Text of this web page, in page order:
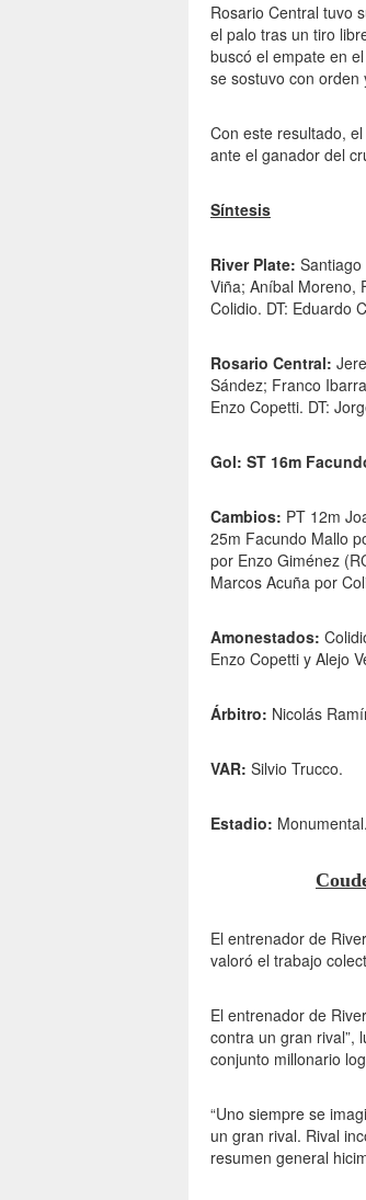
Rosario Central tuvo
el palo tras un tiro
buscó el empate en
se sostuvo con orden
Con este resultado,
ante el ganador del
Síntesis
River Plate:
Viña; Aníbal Moreno,
Colidio. DT: Eduardo
Rosario Central:
Sández; Franco
Enzo Copetti. DT:
Gol: ST 16m
Cambios: PT 12m
25m Facundo Mallo
por Enzo Giménez
Marcos Acuña por
Amonestados:
Enzo Copetti y Alejo
Árbitro: Nicolás
VAR: Silvio Trucco.
Estadio: Monumental.
El entrenador de
valoró el trabajo
El entrenador de
contra un gran rival”,
conjunto millonario
“Uno siempre se
un gran rival. Rival
resumen general